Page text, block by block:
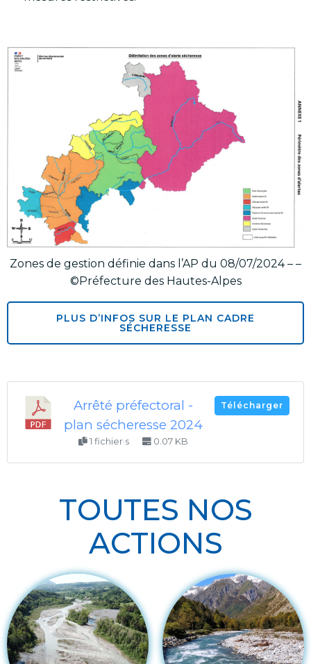
Zones de gestion définie dans l’AP du 08/07/2024 – –
©Préfecture des Hautes-Alpes
PLUS D’INFOS SUR LE PLAN CADRE
SÉCHERESSE
Arrêté préfectoral -
plan sécheresse 2024
1 fichier·s 0.07 KB
Télécharger
TOUTES NOS
ACTIONS